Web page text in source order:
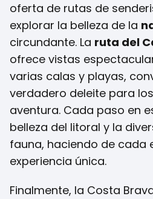
oferta de rutas de
explorar la belleza de la
circundante. La ruta del
ofrece vistas
varias calas y playas,
verdadero deleite para
aventura. Cada paso en
belleza del litoral y la
fauna, haciendo de cada
experiencia única.
Finalmente, la Costa